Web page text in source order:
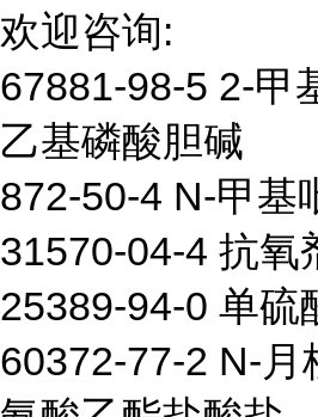
欢迎咨询:
67881-98-5 2-甲
乙基磷酸胆碱
872-50-4 N-甲基
31570-04-4 抗氧
25389-94-0 单硫
60372-77-2 N-月